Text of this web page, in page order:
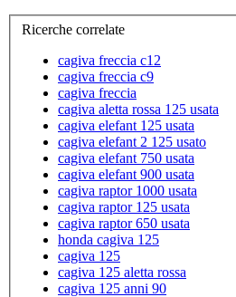
Ricerche correlate
cagiva freccia c12
cagiva freccia c9
cagiva freccia
cagiva aletta rossa 125 usata
cagiva elefant 125 usata
cagiva elefant 2 125 usato
cagiva elefant 750 usata
cagiva elefant 900 usata
cagiva raptor 1000 usata
cagiva raptor 125 usata
cagiva raptor 650 usata
honda cagiva 125
cagiva 125
cagiva 125 aletta rossa
cagiva 125 anni 90